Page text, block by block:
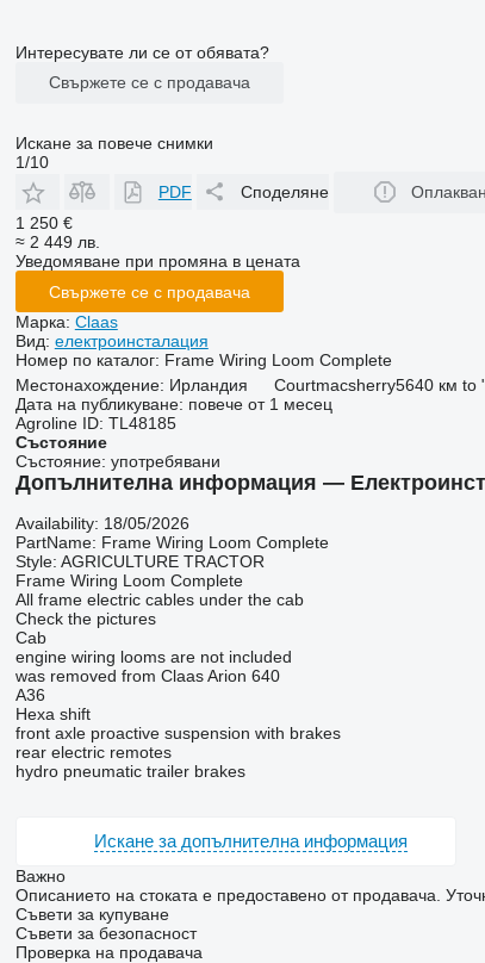
Интересувате ли се от обявата?
Свържете се с продавача
Искане за повече снимки
1/10
PDF
Споделяне
1 250 €
≈ 2 449 лв.
Уведомяване при промяна в цената
Свържете се с продавача
Марка: Claas
Вид: електроинсталация
Номер по каталог: Frame Wiring Loom Complete
Местонахождение: Ирландия Courtmacsherry5640 км to
Дата на публикуване: повече от 1 месец
Agroline ID: TL48185
Състояние
Състояние: употребявани
Допълнителна информация —
Availability: 18/05/2026
PartName: Frame Wiring Loom Complete
Style: AGRICULTURE TRACTOR
Frame Wiring Loom Complete
All frame electric cables under the cab
Check the pictures
Cab
engine wiring looms are not included
was removed from Claas Arion 640
A36
Hexa shift
front axle proactive suspension with brakes
rear electric remotes
hydro pneumatic trailer brakes
Искане за допълнителна информация
Важно
Описанието на стоката е предоставено от продавача.
Съвети за купуване
Съвети за безопасност
Проверка на продавача